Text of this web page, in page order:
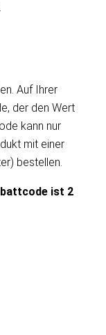
Auf Ihrer
der den Wert
kann nur
mit einer
bestellen.
ist 2